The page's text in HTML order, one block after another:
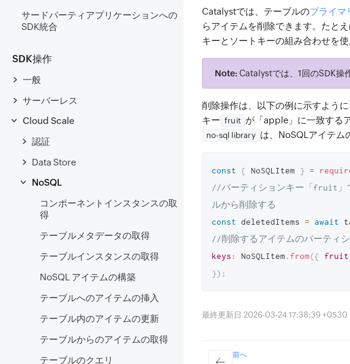
サードパーティアプリケーションへの
SDK統合
SDK操作
一般
サーバーレス
Cloud Scale
認証
Data Store
NoSQL
コンポーネントインスタンスの取
得
テーブルメタデータの取得
テーブルインスタンスの取得
NoSQL アイテムの構築
テーブルへのアイテムの挿入
テーブル内のアイテムの更新
テーブルからのアイテムの取得
テーブルのクエリ
Catalystでは、テーブルのプライマ
らアイテムを削除できます。たと
キーとソートキーの組み合わせを
Note: Catalystでは、1回のSDK操
削除操作は、以下の例に示すように
キー fruit が「apple」に一致する
no-sql library は、NoSQLアイテム
const { NoSQLItem } =
//パーティションキー「fruit」
ルから削除する
const deletedItems = await
//削除するアイテムのパーティ
keys: NoSQLItem . from({ fruit
}) ;
最終更新日 2026-03-24 17:38:39 +0530
前へ